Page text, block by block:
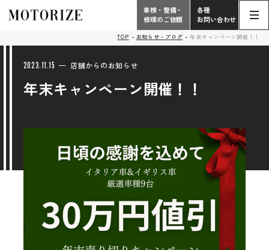
こだわり
輸入車買取査定依頼
車検・整備・修理のご依頼
中古車探しのご依頼/その他
Phone
電話受付時間 10:00 - 18:30（月曜定休）
058-247-7733
タップで電話がかかります
お問い合わせ総合
058-247-8001
タップで電話がかかります
Contact
車検・整備・
修理のご依頼
各種
お問い合わせ
TOP お知らせ・ブログ 年末キャンペーン開催！！
2023.11.15 店舗からのお知らせ
年末キャンペーン開催！！